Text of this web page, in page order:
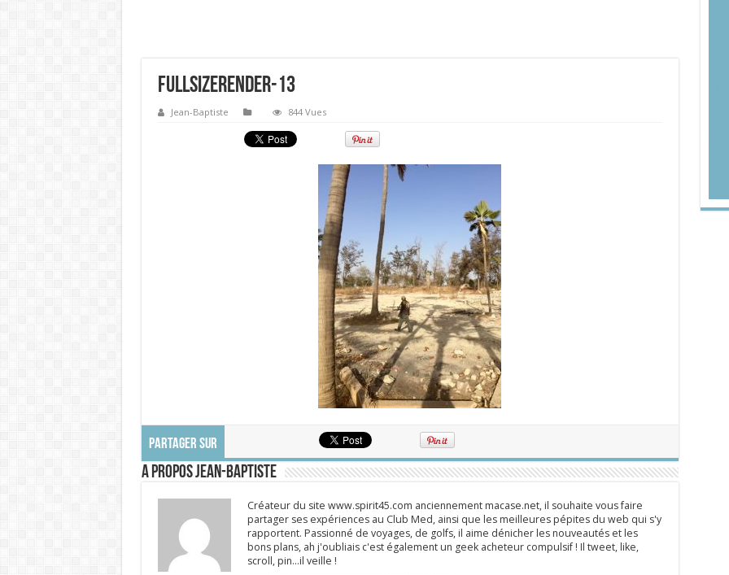
FullSizeRender-13
Jean-Baptiste 844 Vues
PARTAGER SUR
A propos Jean-Baptiste
Créateur du site www.spirit45.com anciennement macase.net, il souhaite vous faire
partager ses expériences au Club Med, ainsi que les meilleures pépites du web qui s'y
rapportent. Passionné de voyages, de golfs, il aime dénicher les nouveautés et les
bons plans, ah j'oubliais c'est également un geek acheteur compulsif ! Il tweet, like,
scroll, pin…il veille !